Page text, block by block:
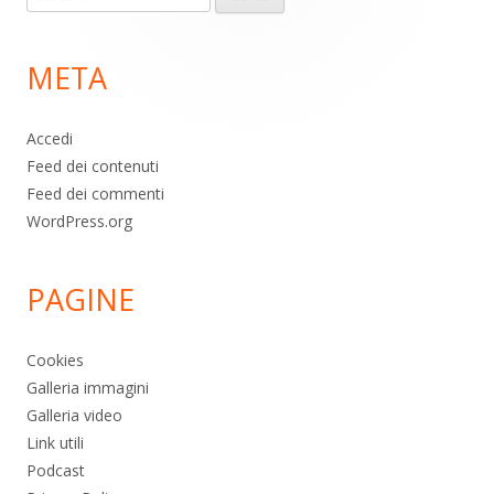
pagina
per:
META
Accedi
Feed dei contenuti
Feed dei commenti
WordPress.org
PAGINE
Cookies
Galleria immagini
Galleria video
Link utili
Podcast